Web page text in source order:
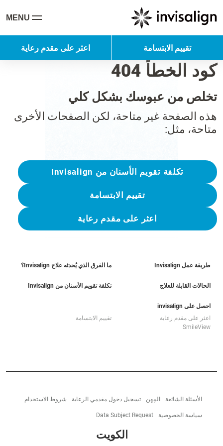
MENU
تقييم الابتسامة اعثر على مقدم رعاية
كود الخطأ 404
تخلص من عبوسك بشكل كلي
هذه الصفحة غير متاحة، لكن الصفحات الأخرى
متاحة، مثل:
تكلفة تقويم الأسنان من Invisalign
تقييم الابتسامة
اعثر على مقدم رعاية
طريقة عمل Invisalign ما الفرق الذي يُحدثه علاج Invisalign؟
الحالات القابلة للعلاج تكلفة تقويم الأسنان من Invisalign
احصل على invisalign
اعثر على مقدم رعاية
تقييم الابتسامة
SmileView
الأسئلة الشائعة المِهن تسجيل دخول مقدمي الرعاية شروط الاستخدام
سياسة الخصوصية Data Subject Request
الكويت‎